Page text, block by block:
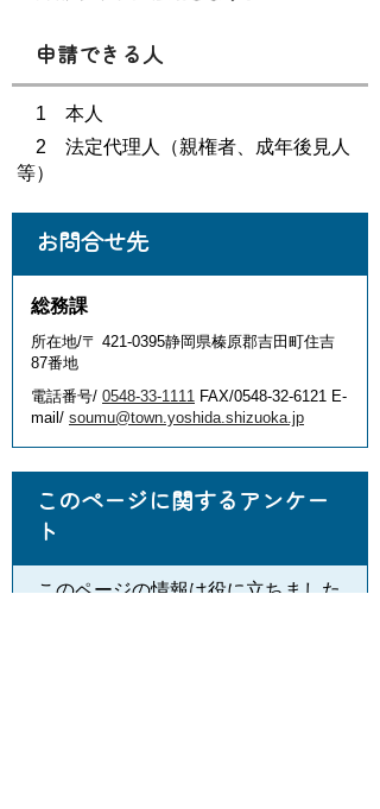
申請できる人
1 本人
2 法定代理人（親権者、成年後見人
等）
お問合せ先
総務課
所在地/〒 421-0395静岡県榛原郡吉田町住吉
87番地
電話番号/ 0548-33-1111 FAX/0548-32-6121 E-
mail/ soumu@town.yoshida.shizuoka.jp
このページに関するアンケー
ト
このページの情報は役に立ちました